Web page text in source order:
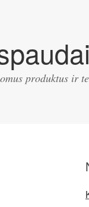
produktus ir